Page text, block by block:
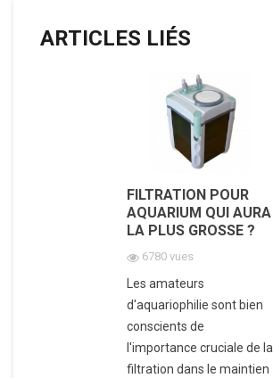
ARTICLES LIÉS
FILTRATION POUR
AQUARIUM QUI AURA
LA PLUS GROSSE ?
6780 vues
Les amateurs
d'aquariophilie sont bien
conscients de
l'importance cruciale de la
filtration dans le maintien